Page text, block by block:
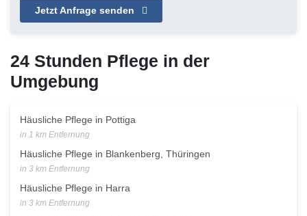
Jetzt Anfrage senden
24 Stunden Pflege in der
Umgebung
Häusliche Pflege in Pottiga
in 1 km Entfernung
Häusliche Pflege in Blankenberg, Thüringen
in 3 km Entfernung
Häusliche Pflege in Harra
in 3 km Entfernung